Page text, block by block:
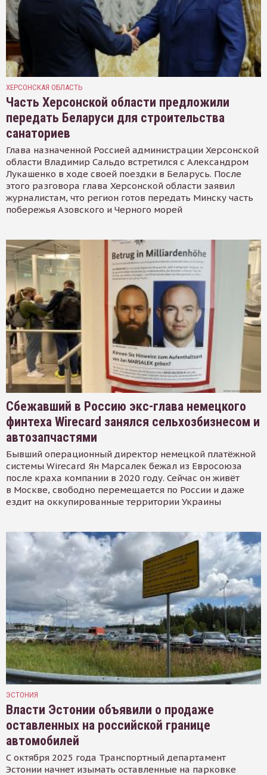
ХЕРСОНСКАЯ ОБЛАСТЬ
Часть Херсонской области предложили
передать Беларуси для строительства
санаториев
Глава назначенной Россией администрации Херсонской
области Владимир Сальдо встретился с Александром
Лукашенко в ходе своей поездки в Беларусь. После
этого разговора глава Херсонской области заявил
журналистам, что регион готов передать Минску часть
побережья Азовского и Черного морей
Сбежавший в Россию экс-глава немецкого
финтеха Wirecard занялся сельхозбизнесом и
автозапчастями
Бывший операционный директор немецкой платёжной
системы Wirecard Ян Марсалек бежал из Евросоюза
после краха компании в 2020 году. Сейчас он живёт
в Москве, свободно перемещается по России и даже
ездит на оккупированные территории Украины
ЭСТОНИЯ
Власти Эстонии объявили о продаже
оставленных на российской границе
автомобилей
С октября 2025 года Транспортный департамент
Эстонии начнет изымать оставленные на парковке